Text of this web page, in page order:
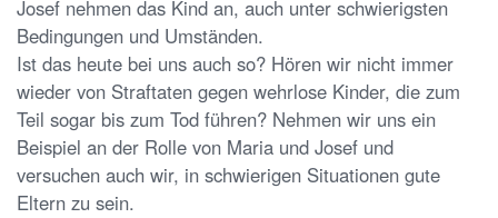
Josef nehmen das Kind an, auch unter schwierigsten
Bedingungen und Umständen.
Ist das heute bei uns auch so? Hören wir nicht immer
wieder von Straftaten gegen wehrlose Kinder, die zum
Teil sogar bis zum Tod führen? Nehmen wir uns ein
Beispiel an der Rolle von Maria und Josef und
versuchen auch wir, in schwierigen Situationen gute
Eltern zu sein.